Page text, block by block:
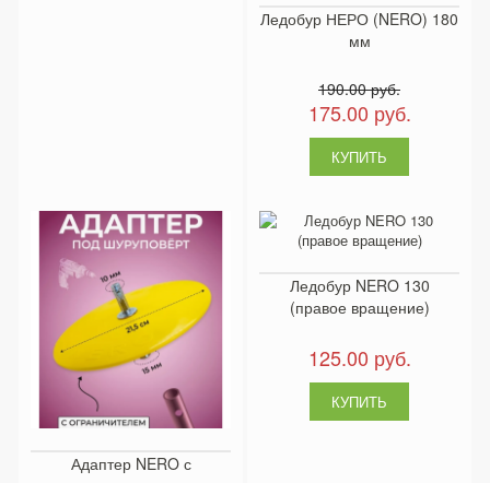
Ледобур НЕРО (NERO) 180
мм
190.00 руб.
175.00 руб.
Адаптер NERO с
Ледобур NERO 130
(правое вращение)
125.00 руб.